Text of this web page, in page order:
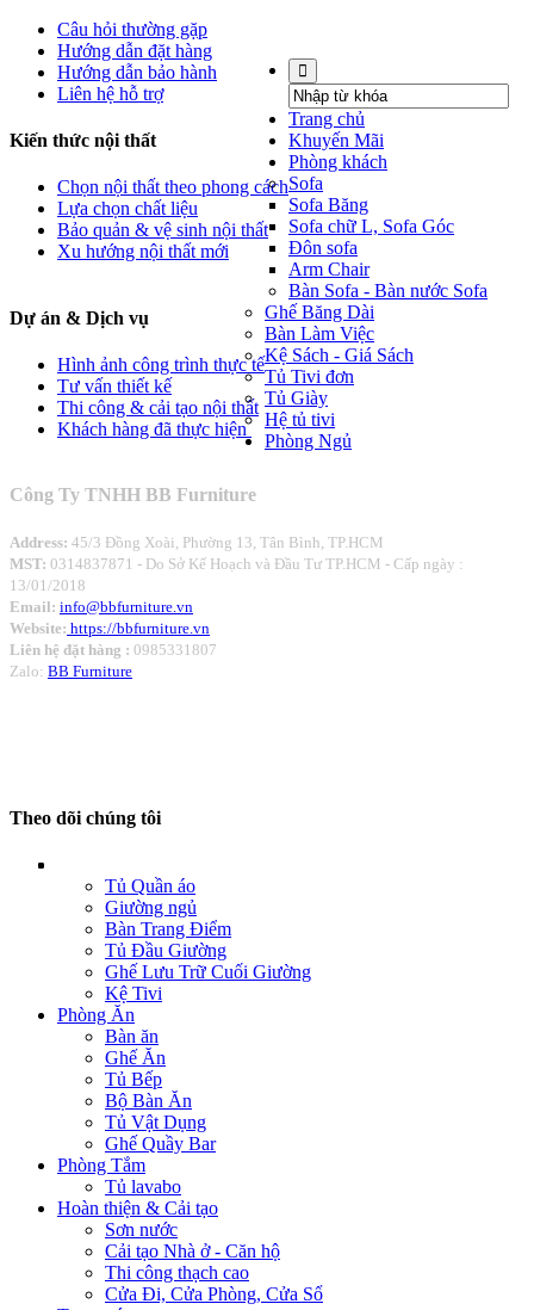
Câu hỏi thường gặp
Hướng dẫn đặt hàng
Hướng dẫn bảo hành
Liên hệ hỗ trợ
Kiến thức nội thất
Chọn nội thất theo phong cách
Lựa chọn chất liệu
Bảo quản & vệ sinh nội thất
Xu hướng nội thất mới
Dự án & Dịch vụ
Hình ảnh công trình thực tế
Tư vấn thiết kế
Thi công & cải tạo nội thất
Khách hàng đã thực hiện
Công Ty TNHH BB Furniture
Address: 45/3 Đồng Xoài, Phường 13, Tân Bình, TP.HCM
MST: 0314837871 - Do Sở Kế Hoạch và Đầu Tư TP.HCM - Cấp ngày :
13/01/2018
Email: info@bbfurniture.vn
Website: https://bbfurniture.vn
Liên hệ đặt hàng : 0985331807
Zalo: BB Furniture
Theo dõi chúng tôi
Trang chủ
Khuyến Mãi
Phòng khách
Sofa
Sofa Băng
Sofa chữ L, Sofa Góc
Đôn sofa
Arm Chair
Bàn Sofa - Bàn nước Sofa
Ghế Băng Dài
Bàn Làm Việc
Kệ Sách - Giá Sách
Tủ Tivi đơn
Tủ Giày
Hệ tủ tivi
Phòng Ngủ
Tủ Quần áo
Giường ngủ
Bàn Trang Điểm
Tủ Đầu Giường
Ghế Lưu Trữ Cuối Giường
Kệ Tivi
Phòng Ăn
Bàn ăn
Ghế Ăn
Tủ Bếp
Bộ Bàn Ăn
Tủ Vật Dụng
Ghế Quầy Bar
Phòng Tắm
Tủ lavabo
Hoàn thiện & Cải tạo
Sơn nước
Cải tạo Nhà ở - Căn hộ
Thi công thạch cao
Cửa Đi, Cửa Phòng, Cửa Sổ